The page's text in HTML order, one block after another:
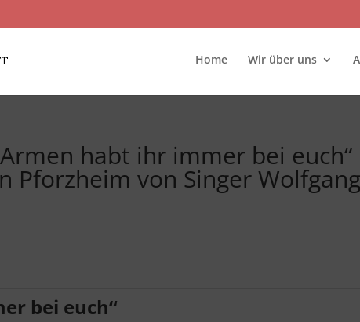
Home Wir über uns
habt ihr immer bei euch“
Pforzheim von Singer
bei euch“